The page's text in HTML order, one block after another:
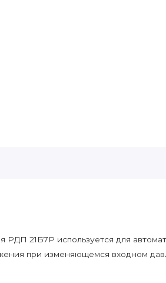
РДП 21Б7Р используется для
при изменяющемся входном